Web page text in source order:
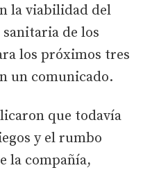
la viabilidad del
de los
los próximos tres
un comunicado.
que todavía
y el rumbo
la compañía,